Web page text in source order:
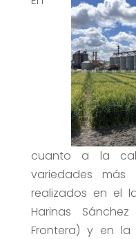
cuanto a la
variedades más
realizados en el
Harinas
Frontera) y en la